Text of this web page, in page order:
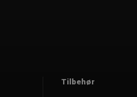
Tilbehør